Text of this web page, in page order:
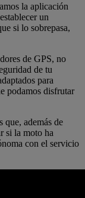
la aplicación
un
si lo sobrepasa,
de GPS, no
de tu
para
podamos disfrutar
que, además de
si la moto ha
con el servicio